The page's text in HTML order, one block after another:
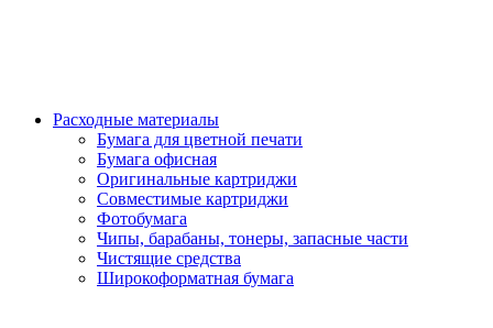
Расходные материалы
Бумага для цветной печати
Бумага офисная
Оригинальные картриджи
Совместимые картриджи
Фотобумага
Чипы, барабаны, тонеры, запасные части
Чистящие средства
Широкоформатная бумага